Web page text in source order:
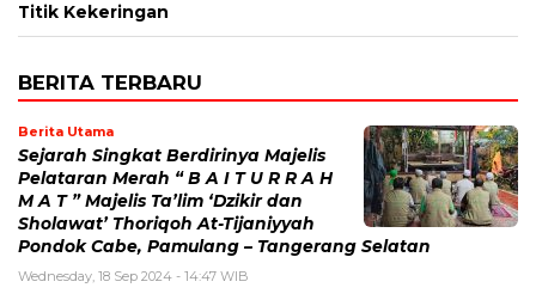
Titik Kekeringan
BERITA TERBARU
Berita Utama
Sejarah Singkat Berdirinya Majelis
Pelataran Merah “ B A I T U R R A H
M A T ” Majelis Ta’lim ‘Dzikir dan
Sholawat’ Thoriqoh At-Tijaniyyah
Pondok Cabe, Pamulang – Tangerang Selatan
Wednesday, 18 Sep 2024 - 14:47 WIB